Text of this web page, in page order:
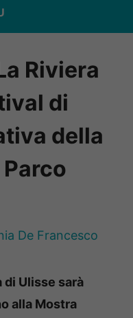
Riviera
di
della
De Francesco
di Ulisse sarà
alla Mostra